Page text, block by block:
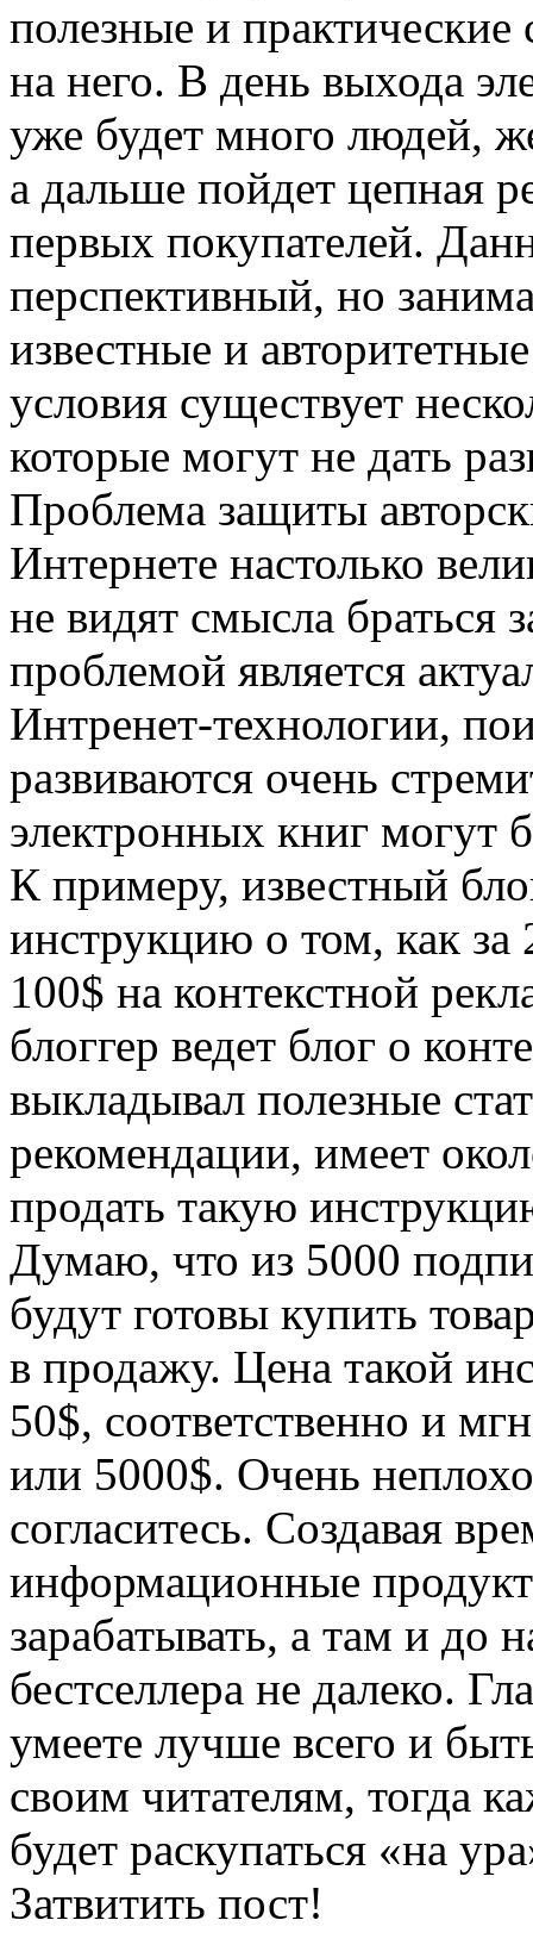
полезные и практические
на него. В день выхода
уже будет много людей,
а дальше пойдет цепная
первых покупателей.
перспективный, но
известные и
условия существует
которые могут не дать
Проблема защиты
Интернете настолько
не видят смысла браться
проблемой является
Интренет-технологии,
развиваются очень
электронных книг могут
К примеру, известный
инструкцию о том, как за
100$ на контекстной
блоггер ведет блог о
выкладывал полезные
рекомендации, имеет
продать такую
Думаю, что из 5000
будут готовы купить
в продажу. Цена такой
50$, соответственно и
или 5000$. Очень
согласитесь. Создавая
информационные
зарабатывать, а там и до
бестселлера не далеко.
умеете лучше всего и
своим читателям, тогда
будет раскупаться «на
Затвитить пост!